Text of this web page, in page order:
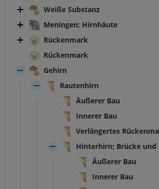
Weiße Substanz
Meningen; Hirnhäute
Rückenmark
Rückenmark
Gehirn
Rautenhirn
Äußerer Bau
Innerer Bau
Verlängertes
Hinterhirn; Brücke und
Äußerer Bau
Innerer Bau